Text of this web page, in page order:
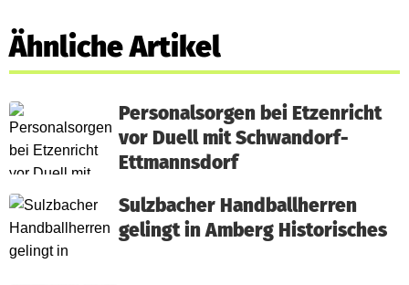
Ähnliche Artikel
Personalsorgen bei Etzenricht
vor Duell mit Schwandorf-
Ettmannsdorf
Sulzbacher Handballherren
gelingt in Amberg Historisches